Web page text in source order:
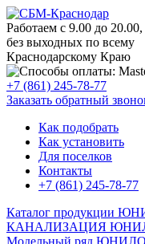
Работаем с 9.00 до 20.00,
без выходных по всему
Краснодарскому Краю
+7 (861) 245-78-77
Заказать обратный
Как подобрать
Как установить
Для поселков
Контакты
+7 (861) 245-78-77
Каталог продукции
КАНАЛИЗАЦИЯ
Модельный ряд